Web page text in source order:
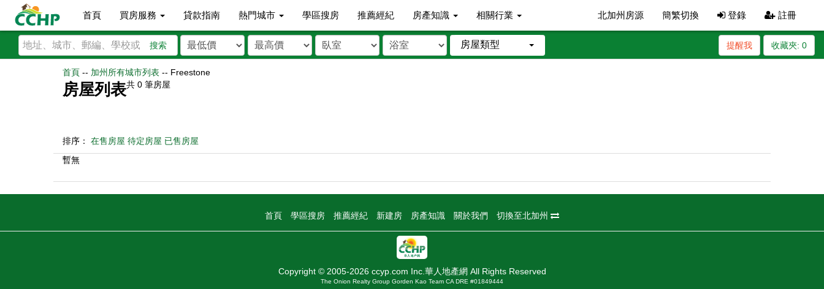
首頁 買房服務 貸款指南 熱門城市 學區搜房 推薦經紀 房產知識 相關行業 北加州房源 簡繁切換 登錄 註冊
搜索 房屋類型 收藏夾: 0
提醒我
首頁 -- 加州所有城市列表 -- Freestone
房屋列表共 0 筆房屋
排序： 在售房屋 待定房屋 已售房屋
暫無
首頁 學區搜房 推薦經紀 新建房 房產知識 關於我們 切換至北加州
Copyright © 2005-2026 ccyp.com Inc.華人地產網 All Rights Reserved
The Onion Realty Group Gorden Kao Team CA DRE #01849444